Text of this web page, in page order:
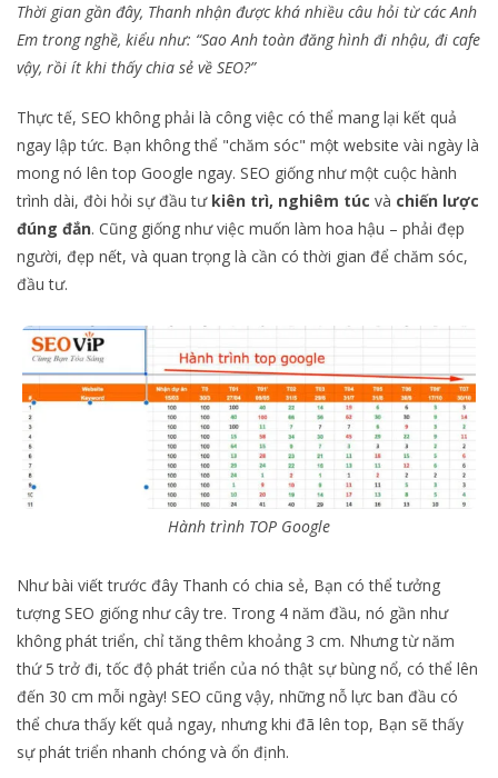
Thời gian gần đây, Thanh nhận được khá nhiều câu hỏi từ các Anh
Em trong nghề, kiểu như: “Sao Anh toàn đăng hình đi nhậu, đi cafe
vậy, rồi ít khi thấy chia sẻ về SEO?”
Thực tế, SEO không phải là công việc có thể mang lại kết quả
ngay lập tức. Bạn không thể "chăm sóc" một website vài ngày là
mong nó lên top Google ngay. SEO giống như một cuộc hành
trình dài, đòi hỏi sự đầu tư kiên trì, nghiêm túc và chiến lược
đúng đắn. Cũng giống như việc muốn làm hoa hậu – phải đẹp
người, đẹp nết, và quan trọng là cần có thời gian để chăm sóc,
đầu tư.
Hành trình TOP Google
Như bài viết trước đây Thanh có chia sẻ, Bạn có thể tưởng
tượng SEO giống như cây tre. Trong 4 năm đầu, nó gần như
không phát triển, chỉ tăng thêm khoảng 3 cm. Nhưng từ năm
thứ 5 trở đi, tốc độ phát triển của nó thật sự bùng nổ, có thể lên
đến 30 cm mỗi ngày! SEO cũng vậy, những nỗ lực ban đầu có
thể chưa thấy kết quả ngay, nhưng khi đã lên top, Bạn sẽ thấy
sự phát triển nhanh chóng và ổn định.